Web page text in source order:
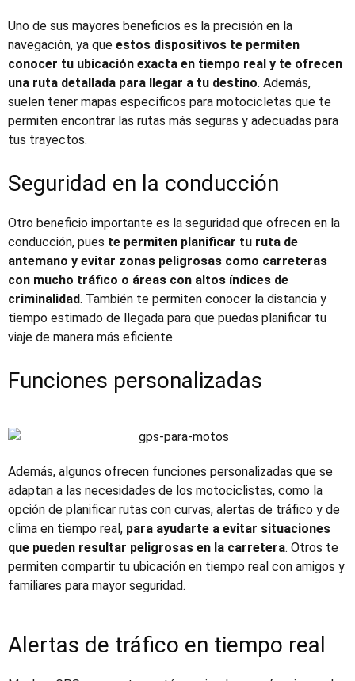
Uno de sus mayores beneficios es la precisión en la
navegación, ya que estos dispositivos te permiten
conocer tu ubicación exacta en tiempo real y te ofrecen
una ruta detallada para llegar a tu destino. Además,
suelen tener mapas específicos para motocicletas que te
permiten encontrar las rutas más seguras y adecuadas para
tus trayectos.
Seguridad en la conducción
Otro beneficio importante es la seguridad que ofrecen en la
conducción, pues te permiten planificar tu ruta de
antemano y evitar zonas peligrosas como carreteras
con mucho tráfico o áreas con altos índices de
criminalidad. También te permiten conocer la distancia y
tiempo estimado de llegada para que puedas planificar tu
viaje de manera más eficiente.
Funciones personalizadas
Además, algunos ofrecen funciones personalizadas que se
adaptan a las necesidades de los motociclistas, como la
opción de planificar rutas con curvas, alertas de tráfico y de
clima en tiempo real, para ayudarte a evitar situaciones
que pueden resultar peligrosas en la carretera. Otros te
permiten compartir tu ubicación en tiempo real con amigos y
familiares para mayor seguridad.
Alertas de tráfico en tiempo real